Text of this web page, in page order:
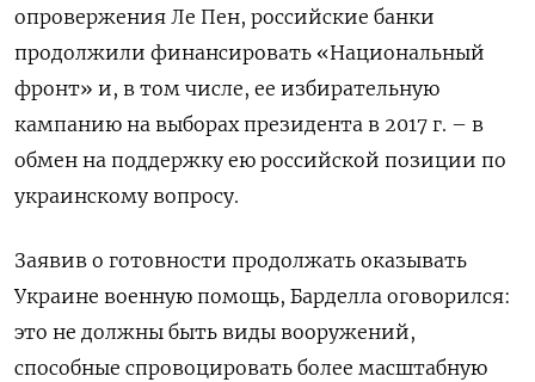
опровержения Ле Пен, российские банки
продолжили финансировать «Национальный
фронт» и, в том числе, ее избирательную
кампанию на выборах президента в 2017 г. – в
обмен на поддержку ею российской позиции по
украинскому вопросу.
Заявив о готовности продолжать оказывать
Украине военную помощь, Барделла оговорился:
это не должны быть виды вооружений,
способные спровоцировать более масштабную